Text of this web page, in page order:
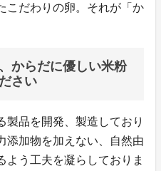
こだわりの卵。それが「か
らだに優しい米粉
さい
製品を開発、製造しており
添加物を加えない、自然由
よう工夫を凝らしておりま